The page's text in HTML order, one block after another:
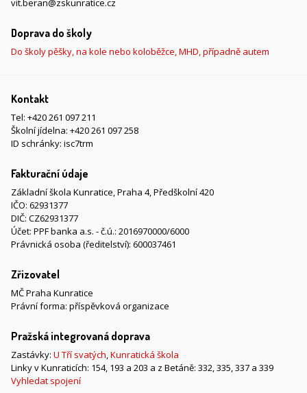
vit.beran@zskunratice.cz
Doprava do školy
Do školy pěšky, na kole nebo koloběžce, MHD, případně autem
Kontakt
Tel: +420 261 097 211
Školní jídelna: +420 261 097 258
ID schránky: isc7trm
Fakturační údaje
Základní škola Kunratice, Praha 4, Předškolní 420
IČO: 62931377
DIČ: CZ62931377
Účet: PPF banka a.s. - č.ú.: 2016970000/6000
Právnická osoba (ředitelství): 600037461
Zřizovatel
MČ Praha Kunratice
Právní forma: příspěvková organizace
Pražská integrovaná doprava
Zastávky: U Tří svatých,Kunratická škola
Linky v Kunraticích: 154, 193 a 203 a z Betáně: 332, 335, 337 a 339
Vyhledat spojení